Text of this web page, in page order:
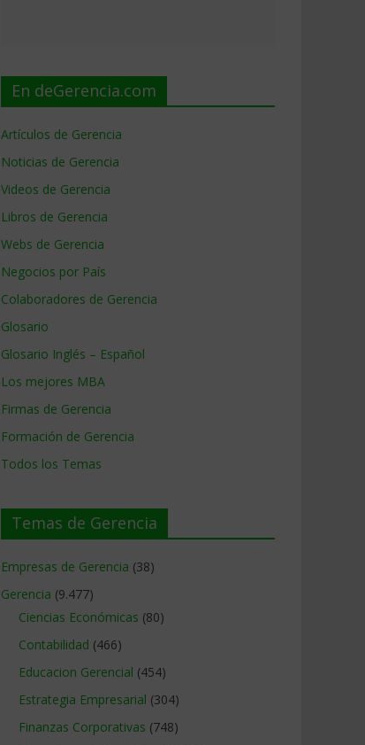
En deGerencia.com
Artículos de Gerencia
Noticias de Gerencia
Videos de Gerencia
Libros de Gerencia
Webs de Gerencia
Negocios por País
Colaboradores de Gerencia
Glosario
Glosario Inglés – Español
Los mejores MBA
Firmas de Gerencia
Formación de Gerencia
Todos los Temas
Temas de Gerencia
Empresas de Gerencia (38)
Gerencia (9.477)
Ciencias Económicas (80)
Contabilidad (466)
Educacion Gerencial (454)
Estrategia Empresarial (304)
Finanzas Corporativas (748)